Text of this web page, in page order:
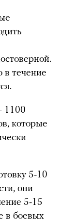
в течение
1100
которые
5-10
они
5-15
в боевых